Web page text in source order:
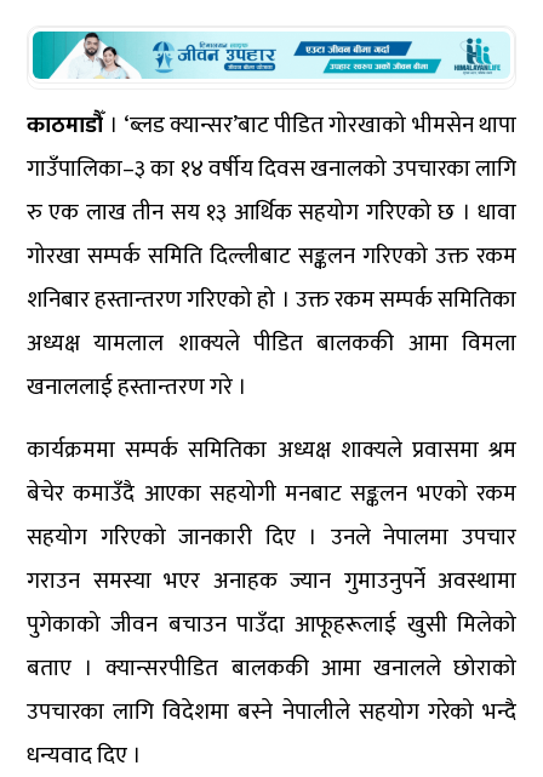
काठमाडौँ। ‘ब्लड क्यान्सर’बाट पीडित गोरखाको भीमसेन थापा
गाउँपालिका–३ का १४ वर्षीय दिवस खनालको उपचारका लागि
रु एक लाख तीन सय १३ आर्थिक सहयोग गरिएको छ । धावा
गोरखा सम्पर्क समिति दिल्लीबाट सङ्कलन गरिएको उक्त रकम
शनिबार हस्तान्तरण गरिएको हो । उक्त रकम सम्पर्क समितिका
अध्यक्ष यामलाल शाक्यले पीडित बालककी आमा विमला
खनाललाई हस्तान्तरण गरे ।
कार्यक्रममा सम्पर्क समितिका अध्यक्ष शाक्यले प्रवासमा श्रम
बेचेर कमाउँदै आएका सहयोगी मनबाट सङ्कलन भएको रकम
सहयोग गरिएको जानकारी दिए । उनले नेपालमा उपचार
गराउन समस्या भएर अनाहक ज्यान गुमाउनुपर्ने अवस्थामा
पुगेकाको जीवन बचाउन पाउँदा आफूहरूलाई खुसी मिलेको
बताए । क्यान्सरपीडित बालककी आमा खनालले छोराको
उपचारका लागि विदेशमा बस्ने नेपालीले सहयोग गरेको भन्दै
धन्यवाद दिए ।